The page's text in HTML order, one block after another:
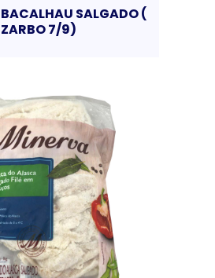
SALGADO (
ZARBO 7/9)